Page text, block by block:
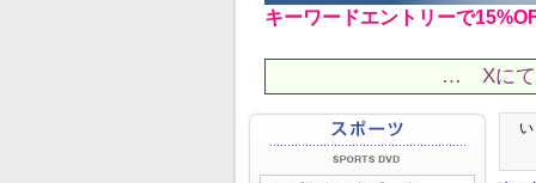
キーワードエントリーで
… Xにて